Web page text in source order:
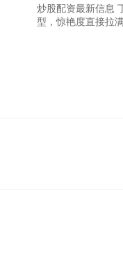
炒股配资最新信息
型，惊艳度直接拉满